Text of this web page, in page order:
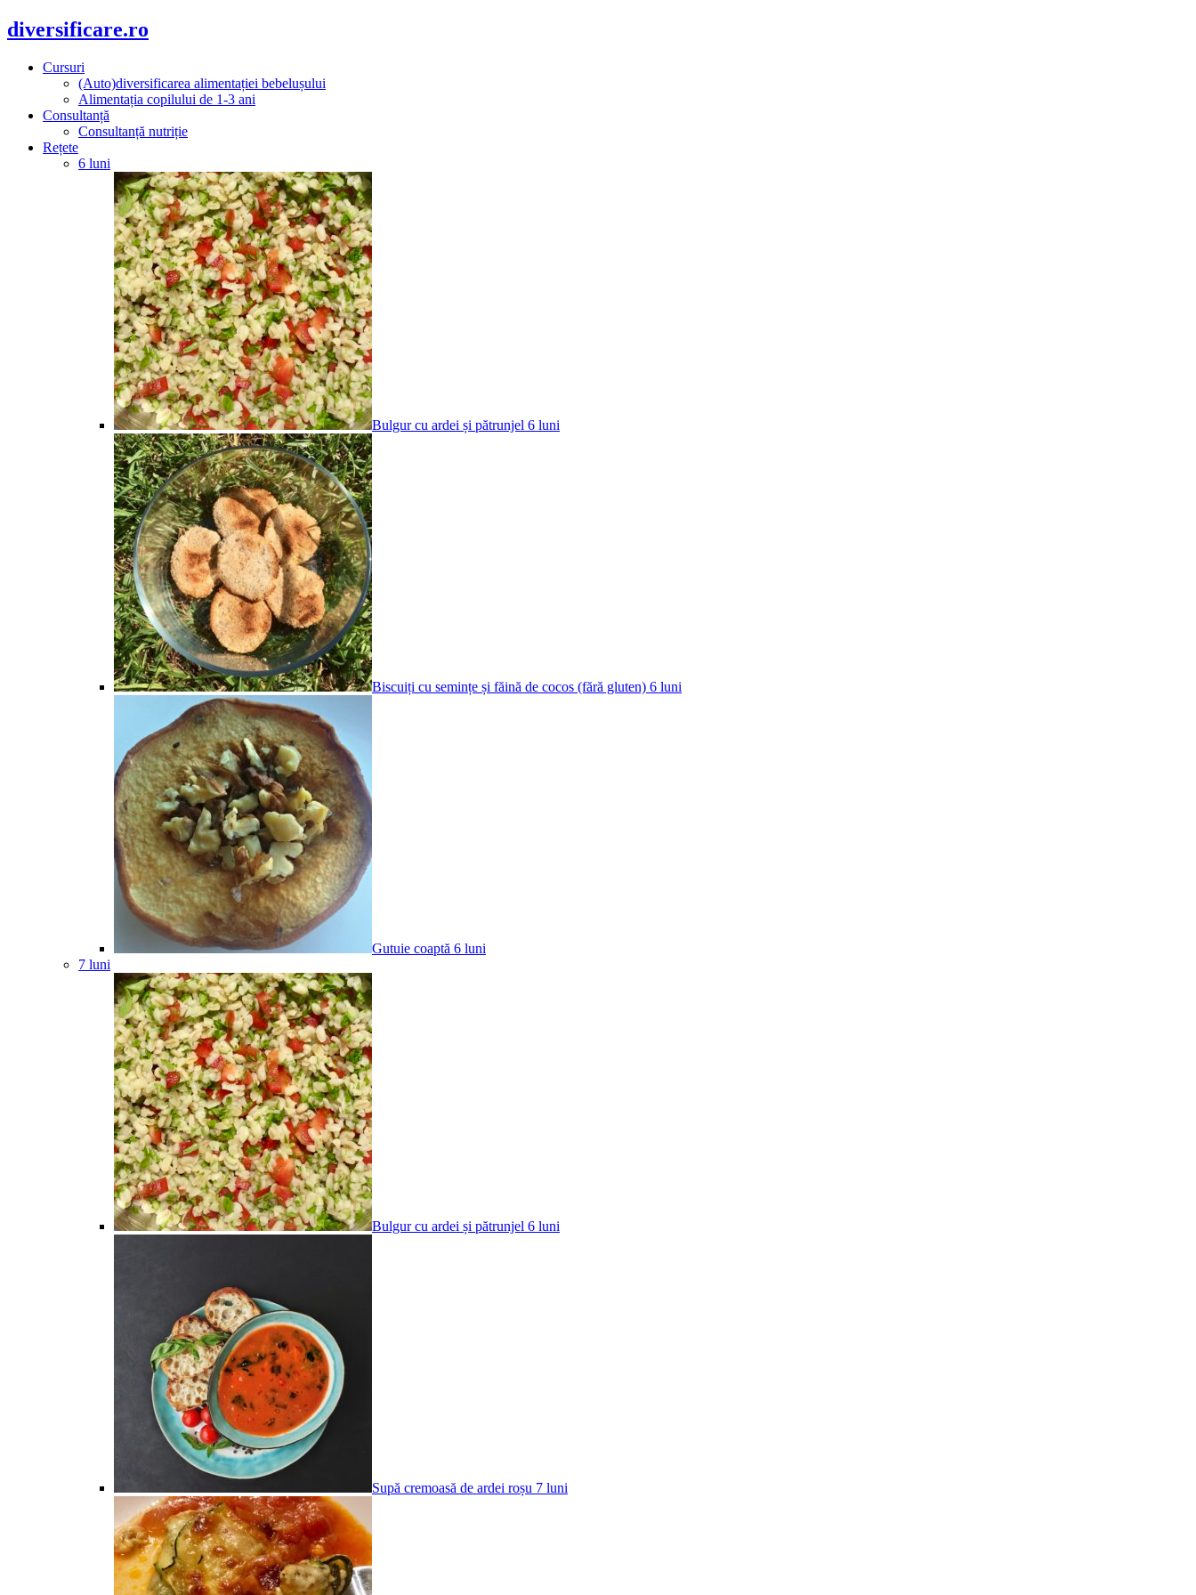
diversificare.ro
Cursuri
(Auto)diversificarea alimentației bebelușului
Alimentația copilului de 1-3 ani
Consultanță
Consultanță nutriție
Rețete
6 luni
Bulgur cu ardei și pătrunjel 6 luni
Biscuiți cu semințe și făină de cocos (fără gluten) 6 luni
Gutuie coaptă 6 luni
7 luni
Bulgur cu ardei și pătrunjel 6 luni
Supă cremoasă de ardei roșu 7 luni